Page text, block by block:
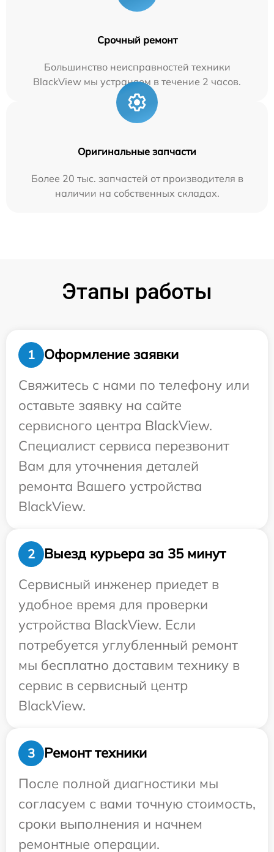
Срочный ремонт
Большинство неисправностей техники
BlackView мы устраняем в течение 2 часов.
Оригинальные запчасти
Более 20 тыс. запчастей от производителя в
наличии на собственных складах.
Этапы работы
1
Оформление заявки
Свяжитесь с нами по телефону или
оставьте заявку на сайте
сервисного центра BlackView.
Специалист сервиса перезвонит
Вам для уточнения деталей
ремонта Вашего устройства
BlackView.
2
Выезд курьера за 35 минут
Сервисный инженер приедет в
удобное время для проверки
устройства BlackView. Если
потребуется углубленный ремонт
мы бесплатно доставим технику в
сервис в сервисный центр
BlackView.
3
Ремонт техники
После полной диагностики мы
согласуем с вами точную стоимость,
сроки выполнения и начнем
ремонтные операции.